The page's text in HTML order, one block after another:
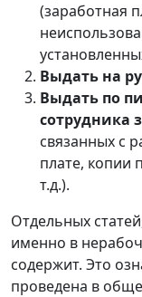
(заработная
Выдать на
Выдать по
сотрудника
связанных с
плате, копии
т.д.).
Отдельных
именно в
содержит. Это
проведена в